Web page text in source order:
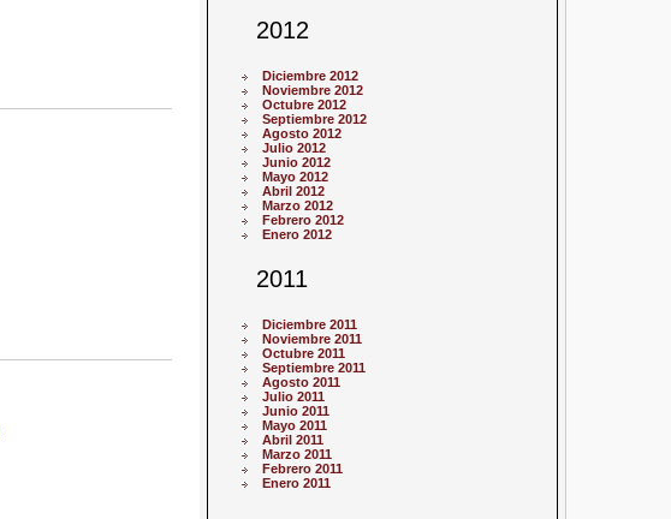
2012
Diciembre 2012
Noviembre 2012
Octubre 2012
Septiembre 2012
Agosto 2012
Julio 2012
Junio 2012
Mayo 2012
Abril 2012
Marzo 2012
Febrero 2012
Enero 2012
2011
Diciembre 2011
Noviembre 2011
Octubre 2011
Septiembre 2011
Agosto 2011
Julio 2011
Junio 2011
Mayo 2011
Abril 2011
Marzo 2011
Febrero 2011
Enero 2011